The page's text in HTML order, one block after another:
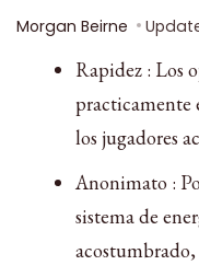
Morgan Beirne
Rapidez : Los
practicamente
los jugadores
Anonimato :
sistema de